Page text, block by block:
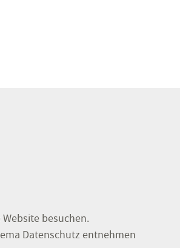
besuchen.
Datenschutz entnehmen